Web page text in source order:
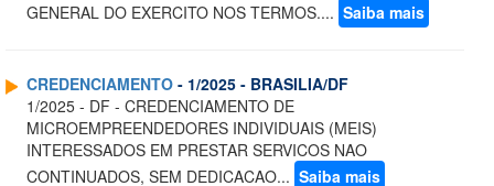
GENERAL DO EXERCITO NOS TERMOS.... Saiba mais
CREDENCIAMENTO - 1/2025 - BRASILIA/DF
1/2025 - DF - CREDENCIAMENTO DE
MICROEMPREENDEDORES INDIVIDUAIS (MEIS)
INTERESSADOS EM PRESTAR SERVICOS NAO
CONTINUADOS, SEM DEDICACAO... Saiba mais